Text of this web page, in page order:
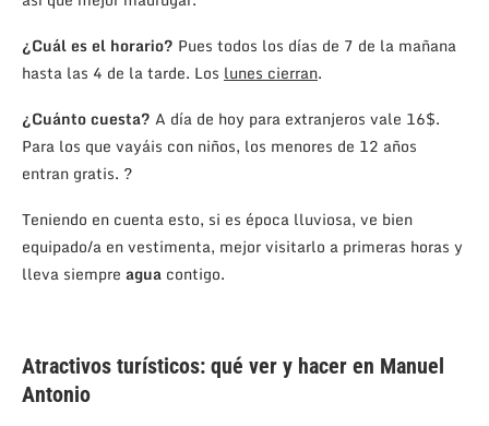
¿Cuál es el horario? Pues todos los días de 7 de la mañana
hasta las 4 de la tarde. Los lunes cierran.
¿Cuánto cuesta? A día de hoy para extranjeros vale 16$.
Para los que vayáis con niños, los menores de 12 años
entran gratis. ?
Teniendo en cuenta esto, si es época lluviosa, ve bien
equipado/a en vestimenta, mejor visitarlo a primeras horas y
lleva siempre agua contigo.
Atractivos turísticos: qué ver y hacer en Manuel
Antonio